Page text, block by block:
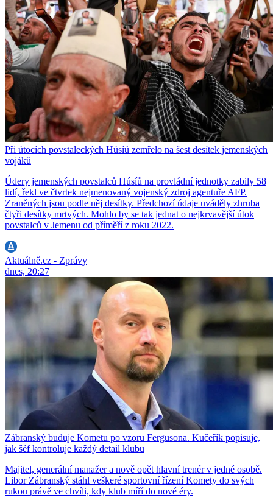
Při útocích povstaleckých Húsíů zemřelo na šest desítek jemenských
vojáků
Údery jemenských povstalců Húsíů na provládní jednotky zabily 58
lidí, řekl ve čtvrtek nejmenovaný vojenský zdroj agentuře AFP.
Zraněných jsou podle něj desítky. Předchozí údaje uváděly zhruba
čtyři desítky mrtvých. Mohlo by se tak jednat o nejkrvavější útok
povstalců v Jemenu od příměří z roku 2022.
Aktuálně.cz - Zprávy
dnes, 20:27
Zábranský buduje Kometu po vzoru Fergusona. Kučeřík popisuje,
jak šéf kontroluje každý detail klubu
Majitel, generální manažer a nově opět hlavní trenér v jedné osobě.
Libor Zábranský stáhl veškeré sportovní řízení Komety do svých
rukou právě ve chvíli, kdy klub míří do nové éry.